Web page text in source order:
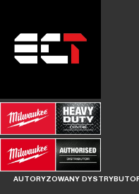
AUTORYZOWANY